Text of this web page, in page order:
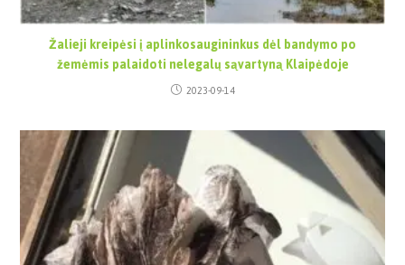
Žalieji kreipėsi į aplinkosaugininkus dėl bandymo po
žemėmis palaidoti nelegalų sąvartyną Klaipėdoje
2023-09-14